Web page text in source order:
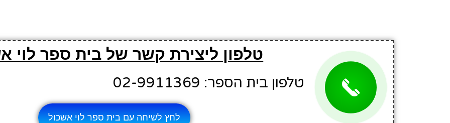
טלפון ליצירת קשר של בית ספר לוי
טלפון בית הספר: 02-9911369
לחץ לשיחה עם בית ספר לוי אשכול